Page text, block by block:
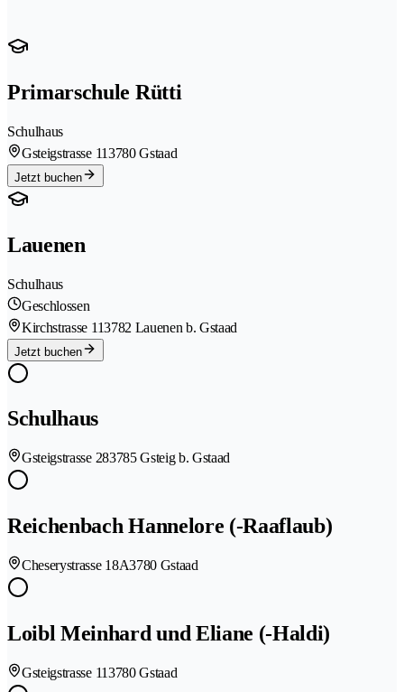
Primarschule Rütti
Schulhaus
Gsteigstrasse 113780 Gstaad
Jetzt buchen
Lauenen
Schulhaus
Geschlossen
Kirchstrasse 113782 Lauenen b. Gstaad
Jetzt buchen
Schulhaus
Gsteigstrasse 283785 Gsteig b. Gstaad
Reichenbach Hannelore (-Raaflaub)
Cheserystrasse 18A3780 Gstaad
Loibl Meinhard und Eliane (-Haldi)
Gsteigstrasse 113780 Gstaad